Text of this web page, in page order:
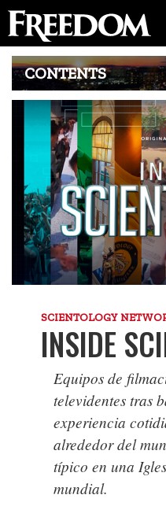
CONTENTS
SCIENTOLOGY
INSIDE
Equipos de
televidentes tras
experiencia
alrededor del
típico en una
mundial.